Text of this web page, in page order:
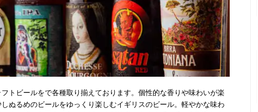
トビールをで各種取り揃えております。個性的な香りや味わいが楽
ぬるめのビールをゆっくり楽しむイギリスのビール。軽やかな味わ